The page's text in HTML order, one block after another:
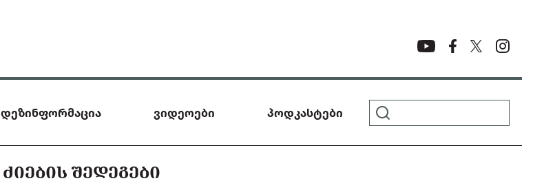
დეზინფორმაცია ვიდეოები პოდკასტები
ᲫᲘᲔᲑᲘᲡ ᲨᲔᲓᲔᲒᲔᲑᲘ